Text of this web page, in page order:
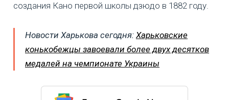
создания Кано первой школы дзюдо в 1882 году.
Новости Харькова сегодня: Харьковские
конькобежцы завоевали более двух десятков
медалей на чемпионате Украины